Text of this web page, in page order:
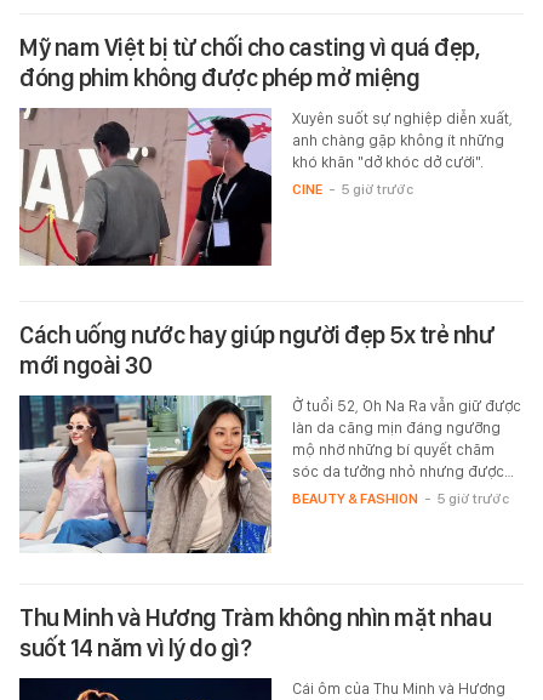
Mỹ nam Việt bị từ chối cho casting vì quá đẹp,
đóng phim không được phép mở miệng
Xuyên suốt sự nghiệp diễn xuất,
anh chàng gặp không ít những
khó khăn "dở khóc dở cười".
CINE - 5 giờ trước
Cách uống nước hay giúp người đẹp 5x trẻ như
mới ngoài 30
Ở tuổi 52, Oh Na Ra vẫn giữ được
làn da căng mịn đáng ngưỡng
mộ nhờ những bí quyết chăm
sóc da tưởng nhỏ nhưng được…
BEAUTY & FASHION - 5 giờ trước
Thu Minh và Hương Tràm không nhìn mặt nhau
suốt 14 năm vì lý do gì?
Cái ôm của Thu Minh và Hương